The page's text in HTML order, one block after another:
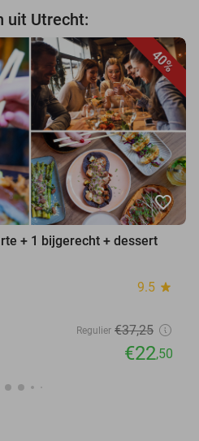
uit Utrecht:
40%
favorite_border
+ 1 bijgerecht + dessert
9.5 star
Regulier €37,25
€22,50